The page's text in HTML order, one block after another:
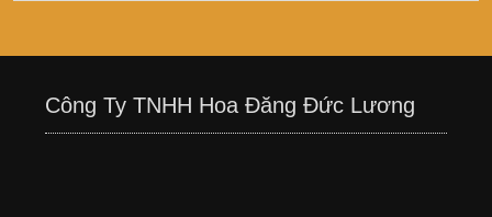
Công Ty TNHH Hoa Đăng Đức Lương